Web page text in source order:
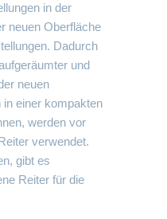
in der
neuen Oberfläche
Dadurch
und
neuen
in einer kompakten
werden vor
verwendet.
gibt es
Reiter für die